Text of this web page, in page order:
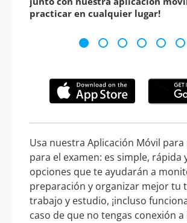
practicar en cualquier lugar!
Usa nuestra Aplicación Móvil
para el examen: es simple, rápida
opciones que te ayudarán a
preparación y organizar mejor tu
trabajo y estudio, ¡incluso
caso de que no tengas conexión